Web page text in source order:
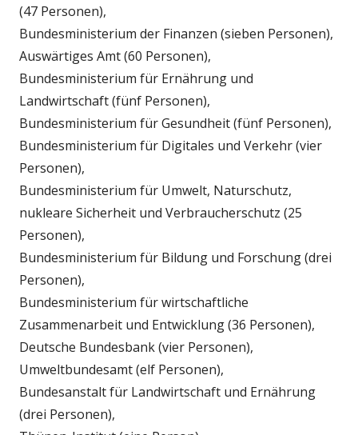
(47 Personen),
Bundesministerium der Finanzen (sieben Personen),
Auswärtiges Amt (60 Personen),
Bundesministerium für Ernährung und
Landwirtschaft (fünf Personen),
Bundesministerium für Gesundheit (fünf Personen),
Bundesministerium für Digitales und Verkehr (vier
Personen),
Bundesministerium für Umwelt, Naturschutz,
nukleare Sicherheit und Verbraucherschutz (25
Personen),
Bundesministerium für Bildung und Forschung (drei
Personen),
Bundesministerium für wirtschaftliche
Zusammenarbeit und Entwicklung (36 Personen),
Deutsche Bundesbank (vier Personen),
Umweltbundesamt (elf Personen),
Bundesanstalt für Landwirtschaft und Ernährung
(drei Personen),